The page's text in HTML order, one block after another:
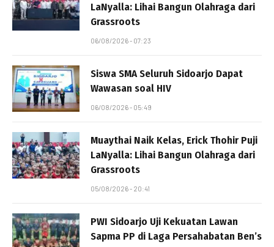
LaNyalla: Lihai Bangun Olahraga dari
Grassroots
06/08/2026 - 07:23
Siswa SMA Seluruh Sidoarjo Dapat
Wawasan soal HIV
06/08/2026 - 05:49
Muaythai Naik Kelas, Erick Thohir Puji
LaNyalla: Lihai Bangun Olahraga dari
Grassroots
05/08/2026 - 20:41
PWI Sidoarjo Uji Kekuatan Lawan
Sapma PP di Laga Persahabatan Ben’s